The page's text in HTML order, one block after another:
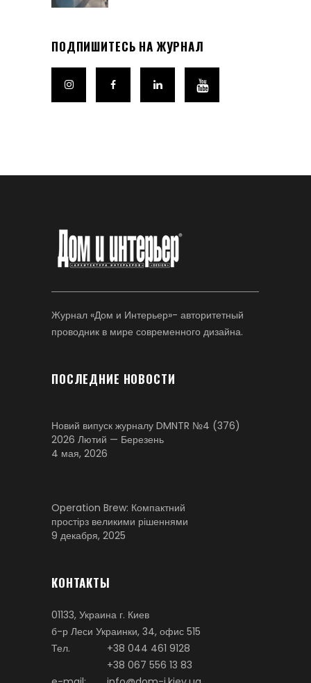
ПОДПИШИТЕСЬ НА ЖУРНАЛ
Журнал «Дом и Интерьер»- авторитетный
проводник в мире современного дизайна.
ПОСЛЕДНИЕ НОВОСТИ
Новий випуск журналу DMNTR №4 (376)
2026 Лютий — Березень
4 мая, 2026
Operation Brew: Компактний
простірз великими рішеннями
9 декабря, 2025
КОНТАКТЫ
01133, Украина г. Киев
б-р Леси Украинки, 34, офис 515
Тел.
+38 044 461 9128
+38 067 556 13 83